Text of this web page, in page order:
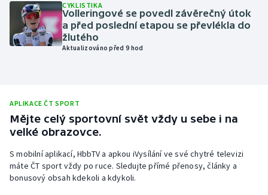
Parasport
Plavání
Ragby
Rychlobruslení
Rychlostní kanoistika
Short track
CYKLISTIKA
Volleringové se povedl závěrečný útok
a před poslední etapou se převlékla do
žlutého
Aktualizováno před 9 hod
APLIKACE ČT SPORT
Mějte celý sportovní svět vždy u sebe i na
velké obrazovce.
S mobilní aplikací, HbbTV a apkou iVysílání ve své chytré televizi
máte ČT sport vždy po ruce. Sledujte přímé přenosy, články a
bonusový obsah kdekoli a kdykoli.